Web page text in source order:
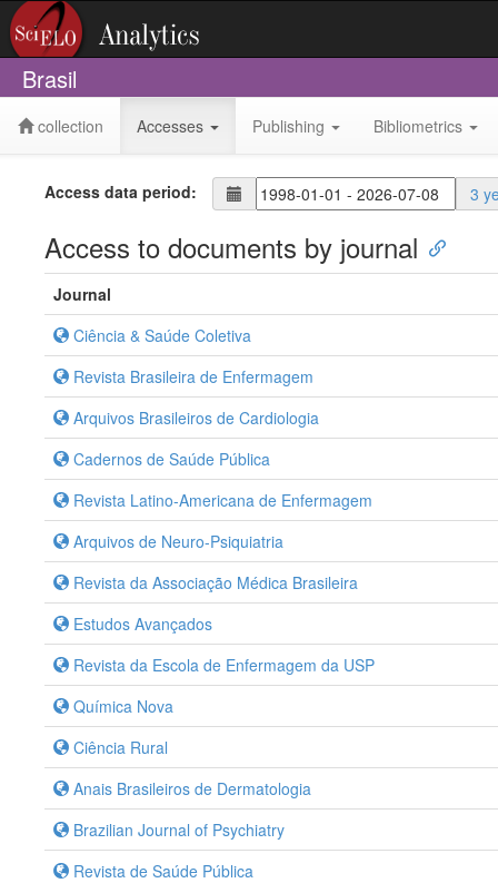
Brasil
collection Accesses Publishing Bibliometrics
Access data period: 3
Access to documents by journal
Journal
Ciência & Saúde Coletiva
Revista Brasileira de Enfermagem
Arquivos Brasileiros de Cardiologia
Cadernos de Saúde Pública
Revista Latino-Americana de Enfermagem
Arquivos de Neuro-Psiquiatria
Revista da Associação Médica Brasileira
Estudos Avançados
Revista da Escola de Enfermagem da USP
Química Nova
Ciência Rural
Anais Brasileiros de Dermatologia
Brazilian Journal of Psychiatry
Revista de Saúde Pública